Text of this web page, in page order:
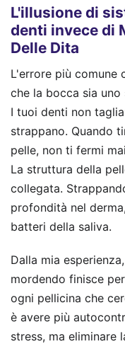
L'illusione di
denti invece di
Delle Dita
L'errore più comune
che la bocca sia
I tuoi denti non
strappano. Quando
pelle, non ti fermi
La struttura della
collegata.
profondità nel
batteri della saliva.
Dalla mia
mordendo finisce
ogni pellicina che
è avere più
stress, ma eliminare